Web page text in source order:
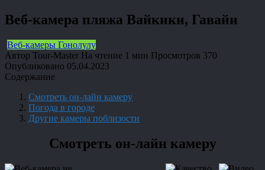
Веб-камера пляжа Вайкики, Гавайи
Веб-камеры Гонолулу
Автор Tour-Master На чтение 1 мин Просмотров 370
Опубликовано 05.04.2023
Содержание
Смотреть он-лайн камеру
Погода в городе
Другие камеры поблизости
Смотреть он-лайн камеру